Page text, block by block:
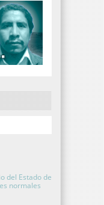
del Estado de
normales